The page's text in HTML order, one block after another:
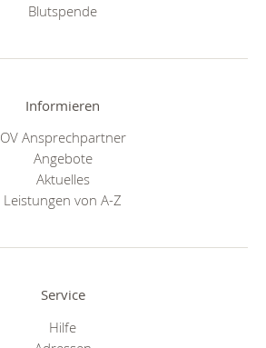
Blutspende
Informieren
OV Ansprechpartner
Angebote
Aktuelles
Leistungen von A-Z
Service
Hilfe